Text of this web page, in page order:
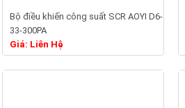
Bộ điều khiến công suất SCR AOYI D6-
33-300PA
Giá: Liên Hệ